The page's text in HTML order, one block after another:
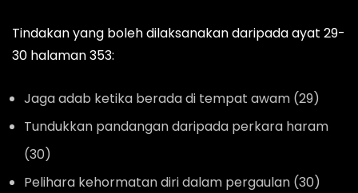
Tindakan yang boleh dilaksanakan daripada ayat 29-
30 halaman 353:
Jaga adab ketika berada di tempat awam (29)
Tundukkan pandangan daripada perkara haram
(30)
Pelihara kehormatan diri dalam pergaulan (30)